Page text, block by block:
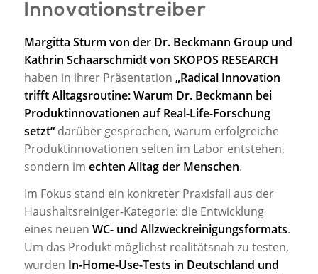
Innovationstreiber
Margitta Sturm von der Dr. Beckmann Group und
Kathrin Schaarschmidt von SKOPOS RESEARCH
haben in ihrer Präsentation „Radical Innovation
trifft Alltagsroutine: Warum Dr. Beckmann bei
Produktinnovationen auf Real-Life-Forschung
setzt“ darüber gesprochen, warum erfolgreiche
Produktinnovationen selten im Labor entstehen,
sondern im echten Alltag der Menschen.
Im Fokus stand ein konkreter Praxisfall aus der
Haushaltsreiniger-Kategorie: die Entwicklung
eines neuen WC- und Allzweckreinigungsformats.
Um das Produkt möglichst realitätsnah zu testen,
wurden In-Home-Use-Tests in Deutschland und